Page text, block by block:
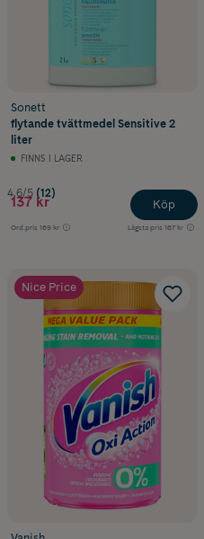
Sonett
flytande tvättmedel Sensitive 2
liter
FINNS I LAGER
4.6/5 (12)
137 kr
Ord.pris 169 kr Lägsta pris 167 kr
Köp
Nice Price